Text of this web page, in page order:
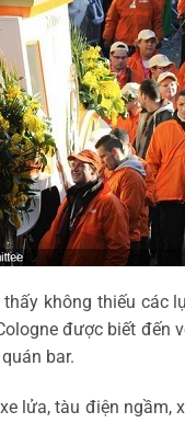
không thiếu các
được biết đến
bar.
lửa, tàu điện ngầm,